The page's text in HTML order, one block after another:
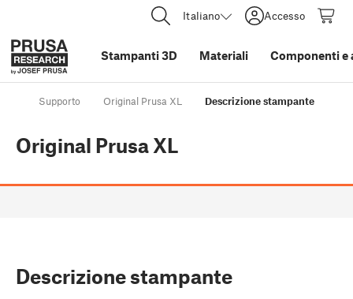
Italiano Accesso
Stampanti 3D Materiali Componenti e
Supporto Original Prusa XL Descrizione stampante
Original Prusa XL
Descrizione stampante